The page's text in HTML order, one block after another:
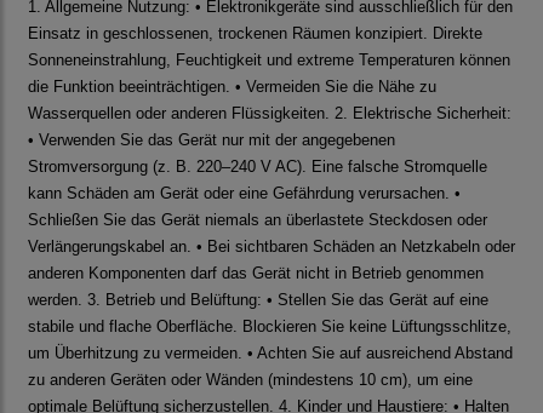
1. Allgemeine Nutzung: • Elektronikgeräte sind ausschließlich für den
Einsatz in geschlossenen, trockenen Räumen konzipiert. Direkte
Sonneneinstrahlung, Feuchtigkeit und extreme Temperaturen können
die Funktion beeinträchtigen. • Vermeiden Sie die Nähe zu
Wasserquellen oder anderen Flüssigkeiten. 2. Elektrische Sicherheit:
• Verwenden Sie das Gerät nur mit der angegebenen
Stromversorgung (z. B. 220–240 V AC). Eine falsche Stromquelle
kann Schäden am Gerät oder eine Gefährdung verursachen. •
Schließen Sie das Gerät niemals an überlastete Steckdosen oder
Verlängerungskabel an. • Bei sichtbaren Schäden an Netzkabeln oder
anderen Komponenten darf das Gerät nicht in Betrieb genommen
werden. 3. Betrieb und Belüftung: • Stellen Sie das Gerät auf eine
stabile und flache Oberfläche. Blockieren Sie keine Lüftungsschlitze,
um Überhitzung zu vermeiden. • Achten Sie auf ausreichend Abstand
zu anderen Geräten oder Wänden (mindestens 10 cm), um eine
optimale Belüftung sicherzustellen. 4. Kinder und Haustiere: • Halten